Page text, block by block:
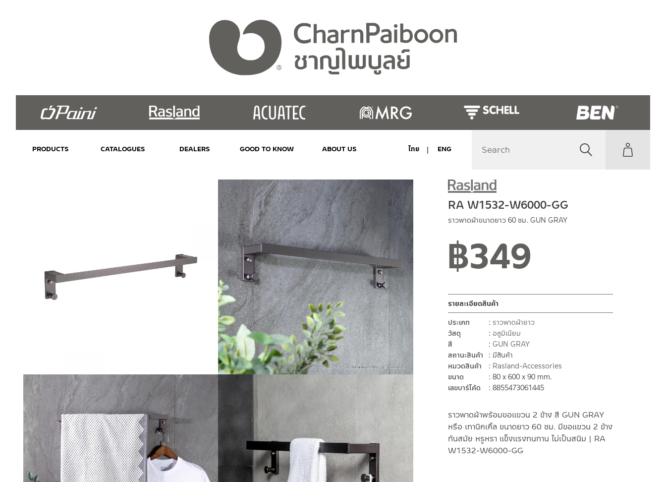
PRODUCTS CATALOGUES DEALERS GOOD TO KNOW ABOUT US ไทย ENG
RA W1532-W6000-GG
ราวพาดผ้าขนาดยาว 60 ซม. GUN GRAY
฿349
ราวพาดผ้าพร้อมขอแขวน 2 ข้าง สี GUN GRAY
หรือ เทานิกเกิ้ล ขนาดยาว 60 ซม. มีขอแขวน 2 ข้าง
ทันสมัย หรูหรา แข็งแรงทนทาน ไม่เป็นสนิม | RA
W1532-W6000-GG
รายละเอียดสินค้า
ประเภท
ราวพาดผ้ายาว
วัสดุ
อลูมิเนียม
สี
GUN GRAY
สถานะสินค้า
มีสินค้า
หมวดสินค้า
Rasland-Accessories
ขนาด
80 x 600 x 90 mm.
เลขบาร์โค้ด
8855473061445